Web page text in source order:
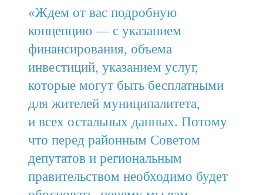
«Ждем от вас подробную
концепцию — с указанием
финансирования, объема
инвестиций, указанием услуг,
которые могут быть бесплатными
для жителей муниципалитета,
и всех остальных данных. Потому
что перед районным Советом
депутатов и региональным
правительством необходимо будет